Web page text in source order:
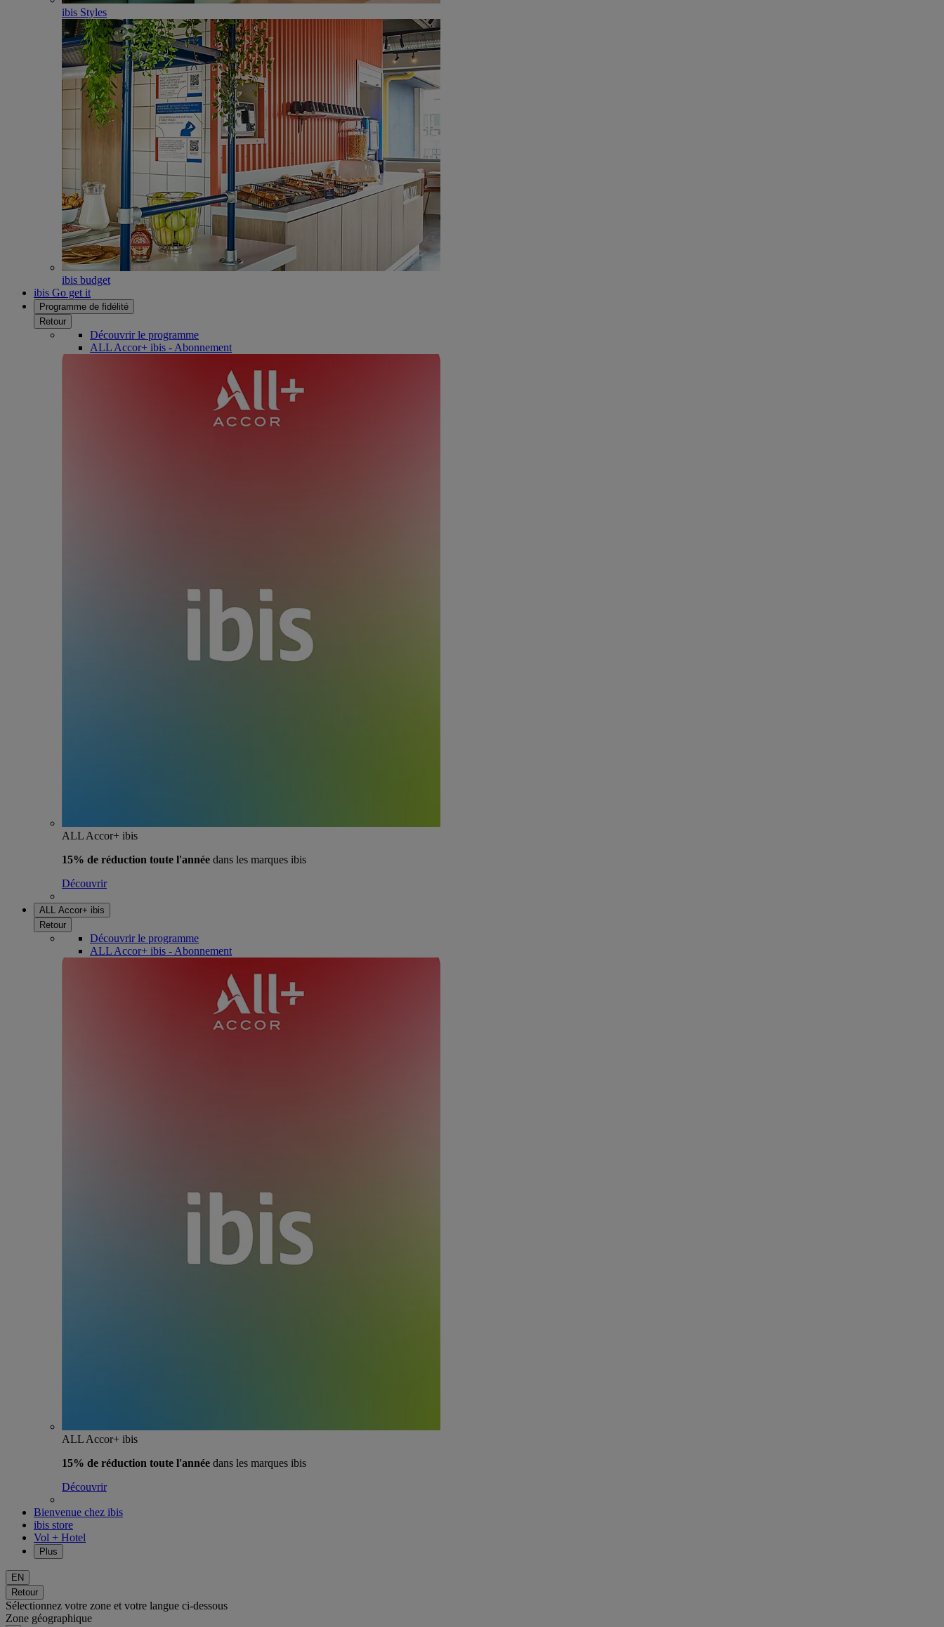
ibis Styles
ibis budget
ibis Go get it
Programme de fidélité
Retour
Découvrir le programme
ALL Accor+ ibis - Abonnement
ALL Accor+ ibis
15% de réduction toute l'année dans les marques ibis
Découvrir
ALL Accor+ ibis
Retour
Découvrir le programme
ALL Accor+ ibis - Abonnement
ALL Accor+ ibis
15% de réduction toute l'année dans les marques ibis
Découvrir
Bienvenue chez ibis
ibis store
Vol + Hotel
Plus
EN
Retour
Sélectionnez votre zone et votre langue ci-dessous
Zone géographique